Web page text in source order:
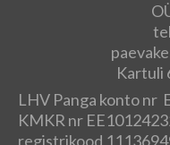
Kartuli
LHV Panga konto nr
KMKR nr
registrikood